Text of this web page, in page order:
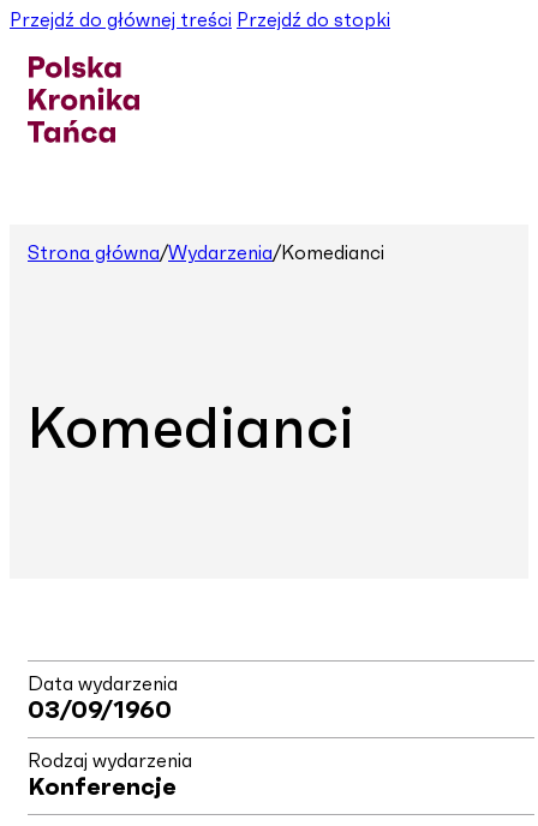
Przejdź do głównej treści Przejdź do stopki
Strona główna/Wydarzenia/Komedianci
Komedianci
Data wydarzenia
03/09/1960
Rodzaj wydarzenia
Konferencje